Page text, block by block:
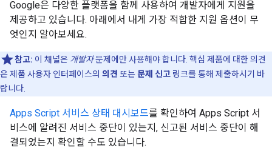
Google은 다양한 플랫폼을 함께 사용하여 개발자에게 지원을
제공하고 있습니다. 아래에서 내게 가장 적합한 지원 옵션이 무
엇인지 알아보세요.
참고: 이 채널은 개발자문제에만 사용해야 합니다. 핵심 제품에 대한 의견
은 제품 사용자 인터페이스의 의견 또는 문제 신고 링크를 통해 제출하시기 바
랍니다.
Apps Script 서비스 상태 대시보드를 확인하여 Apps Script 서
비스에 알려진 서비스 중단이 있는지, 신고된 서비스 중단이 해
결되었는지 확인할 수도 있습니다.